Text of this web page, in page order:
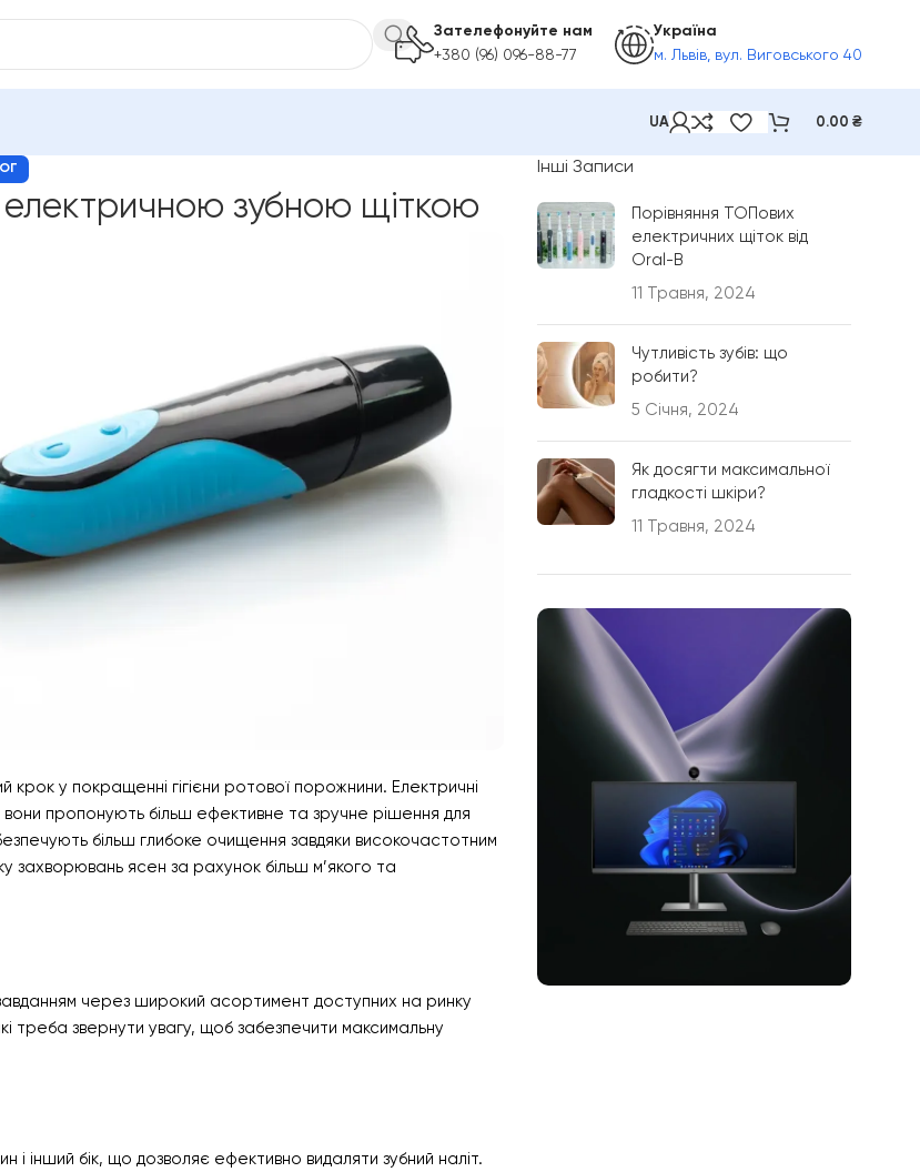
Зателефонуйте нам
+380 (96) 096-88-77
Україна
м. Львів, вул. Виговського 40
UA 0.00 ₴
зубною щіткою
крок у покращенні гігієни ротової порожнини. Електричні
вони пропонують більш ефективне та зручне рішення для
більш глибоке очищення завдяки високочастотним
захворювань ясен за рахунок більш м’якого та
через широкий асортимент доступних на ринку
треба звернути увагу, щоб забезпечити максимальну
інший бік, що дозволяє ефективно видаляти зубний наліт.
Інші Записи
Порівняння ТОПових
електричних щіток від
Oral-B
11 Травня, 2024
Чутливість зубів: що
робити?
5 Січня, 2024
Як досягти максимальної
гладкості шкіри?
11 Травня, 2024